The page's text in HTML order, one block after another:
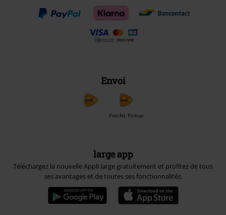
Envoi
PostNL Pickup
large app
Téléchargez la nouvelle Appli large gratuitement et profitez de tous
ses avantages et de toutes ses fonctionnalités.